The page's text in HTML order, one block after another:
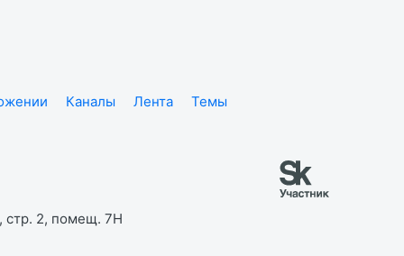
Каналы Лента
Темы
стр. 2, помещ. 7Н